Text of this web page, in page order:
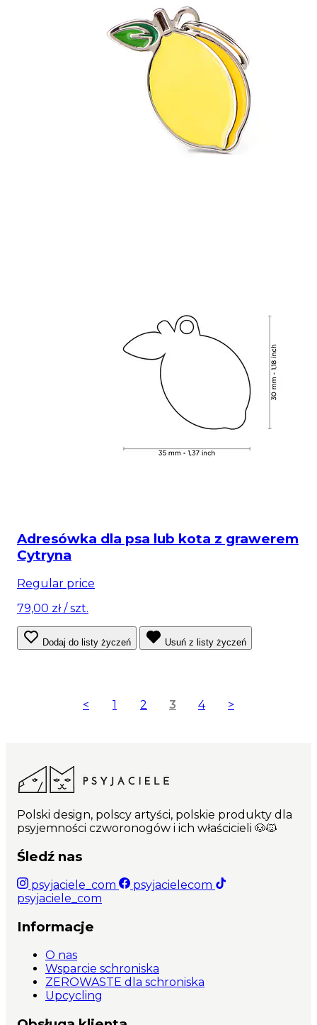
Adresówka dla psa lub kota z grawerem
Cytryna
Regular price
79,00 zł/ szt.
Dodaj do listy życzeń Usuń z listy życzeń
< 1 2 3 4 >
Polski design, polscy artyści, polskie produkty dla
psyjemności czworonogów i ich właścicieli 🐶🐱
Śledź nas
psyjaciele_com
psyjacielecom
psyjaciele_com
Informacje
O nas
Wsparcie schroniska
ZEROWASTE dla schroniska
Upcycling